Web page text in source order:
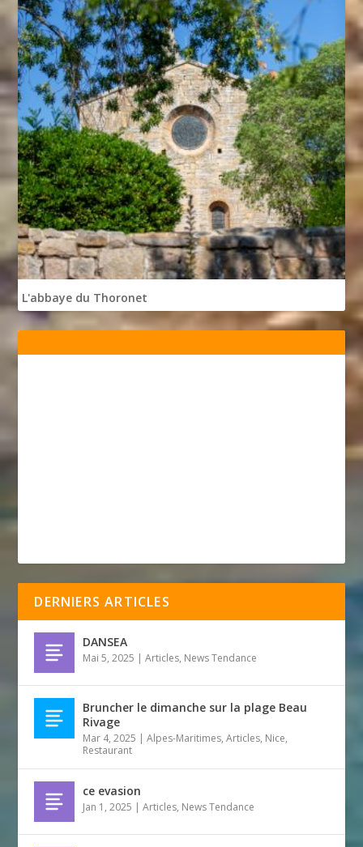
L'abbaye du Thoronet
DERNIERS ARTICLES
DANSEA
Mai 5, 2025 |Articles, News Tendance
Bruncher le dimanche sur la plage Beau
Rivage
Mar 4, 2025 |Alpes-Maritimes,Articles, Nice,
Restaurant
ce evasion
Jan 1, 2025 |Articles, News Tendance